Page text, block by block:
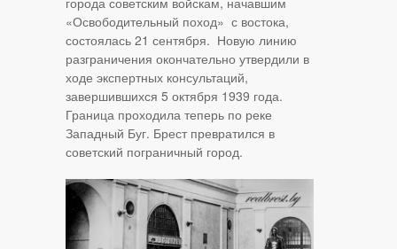
«Освободительный поход» с востока,
состоялась 21 сентября. Новую линию
разграничения окончательно утвердили в
ходе экспертных консультаций,
завершившихся 5 октября 1939 года.
Граница проходила теперь по реке
Западный Буг. Брест превратился в
советский пограничный город.